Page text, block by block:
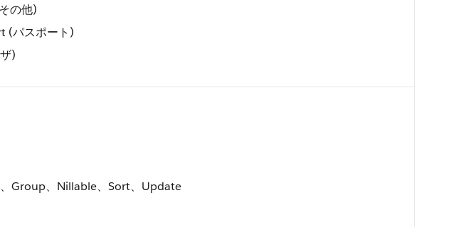
の他)
(パスポート)
)
Group、Nillable、Sort、Update